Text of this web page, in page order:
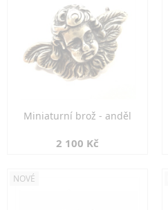
Miniaturní brož - anděl
2 100 Kč
NOVÉ